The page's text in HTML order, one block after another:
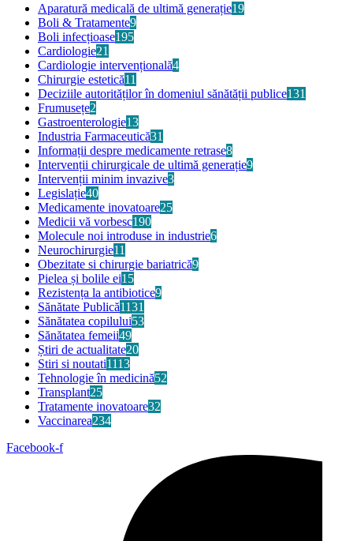
Aparatură medicală de ultimă generație19
Boli & Tratamente9
Boli infecțioase195
Cardiologie21
Cardiologie intervențională4
Chirurgie estetică11
Deciziile autorităților în domeniul sănătății publice131
Frumusețe2
Gastroenterologie13
Industria Farmaceutică31
Informații despre medicamente retrase8
Intervenții chirurgicale de ultimă generație9
Intervenții minim invazive3
Legislație40
Medicamente inovatoare25
Medicii vă vorbesc190
Molecule noi introduse in industrie6
Neurochirurgie11
Obezitate si chirurgie bariatrică9
Pielea și bolile ei15
Rezistența la antibiotice9
Sănătate Publică1131
Sănătatea copilului53
Sănătatea femeii49
Știri de actualitate20
Stiri si noutati1113
Tehnologie în medicină52
Transplant25
Tratamente inovatoare32
Vaccinarea234
Facebook-f